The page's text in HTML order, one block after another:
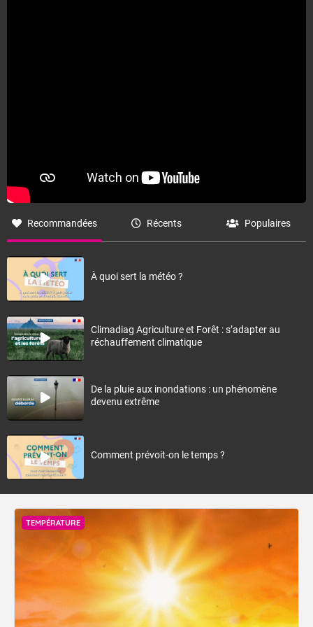
Recommandées Récents Populaires
À quoi sert la météo ?
Climadiag Agriculture et Forêt : s’adapter au
réchauffement climatique
De la pluie aux inondations : un phénomène
devenu extrême
Comment prévoit-on le temps ?
TEMPÉRATURE